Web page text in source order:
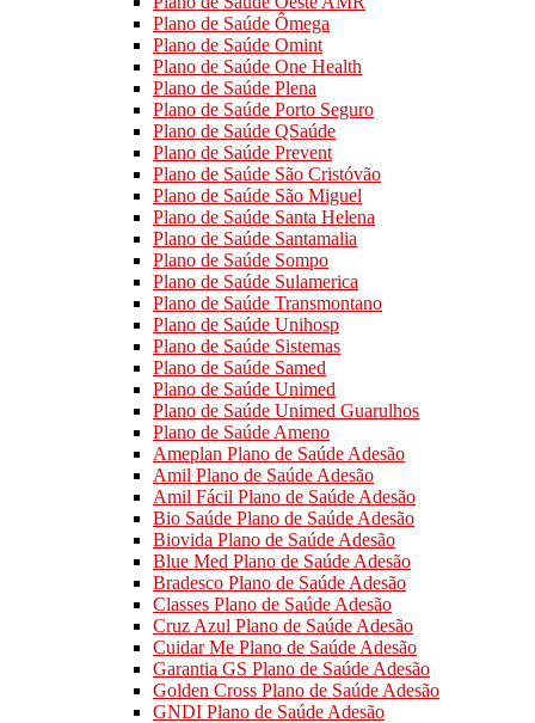
Plano de Saúde Ômega
Plano de Saúde Omint
Plano de Saúde One Health
Plano de Saúde Plena
Plano de Saúde Porto Seguro
Plano de Saúde QSaúde
Plano de Saúde Prevent
Plano de Saúde São Cristóvão
Plano de Saúde São Miguel
Plano de Saúde Santa Helena
Plano de Saúde Santamalia
Plano de Saúde Sompo
Plano de Saúde Sulamerica
Plano de Saúde Transmontano
Plano de Saúde Unihosp
Plano de Saúde Sistemas
Plano de Saúde Samed
Plano de Saúde Unimed
Plano de Saúde Unimed Guarulhos
Plano de Saúde Ameno
Ameplan Plano de Saúde Adesão
Amil Plano de Saúde Adesão
Amil Fácil Plano de Saúde Adesão
Bio Saúde Plano de Saúde Adesão
Biovida Plano de Saúde Adesão
Blue Med Plano de Saúde Adesão
Bradesco Plano de Saúde Adesão
Classes Plano de Saúde Adesão
Cruz Azul Plano de Saúde Adesão
Cuidar Me Plano de Saúde Adesão
Garantia GS Plano de Saúde Adesão
Golden Cross Plano de Saúde Adesão
GNDI Plano de Saúde Adesão